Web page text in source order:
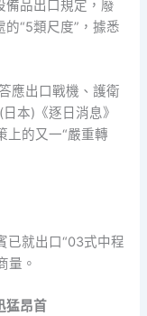
備品出口規定，廢
“5類尺度”，據悉
應出口戰機、護衛
本)《逐日消息》
上的又一“嚴重轉
已就出口“03式中程
量。
猛昂首